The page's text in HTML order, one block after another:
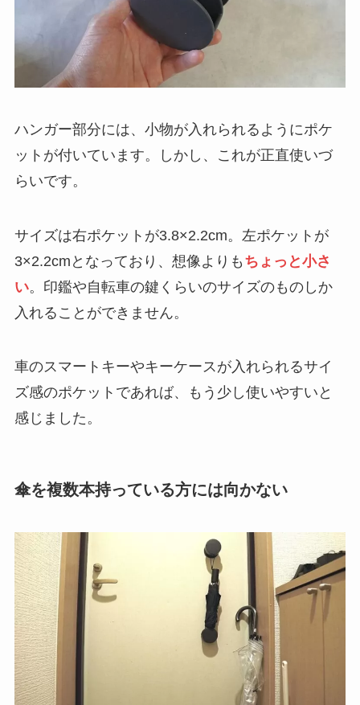
ハンガー部分には、小物が入れられるようにポケ
ットが付いています。しかし、これが正直使いづ
らいです。
サイズは右ポケットが3.8×2.2cm。左ポケットが
3×2.2cmとなっており、想像よりも ちょっと小さ
い。印鑑や自転車の鍵くらいのサイズのものしか
入れることができません。
車のスマートキーやキーケースが入れられるサイ
ズ感のポケットであれば、もう少し使いやすいと
感じました。
傘を複数本持っている方には向かない